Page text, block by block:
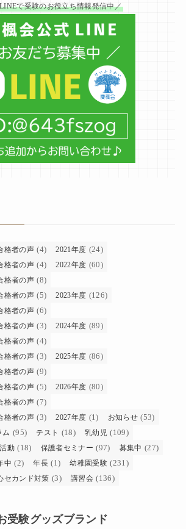
で受験のお役立ち情報発信中／
格者の声 (4) 2021年度 (24)
格者の声 (4) 2022年度 (60)
格者の声 (8)
格者の声 (5) 2023年度 (126)
格者の声 (6)
格者の声 (3) 2024年度 (89)
格者の声 (4)
格者の声 (3) 2025年度 (86)
格者の声 (9)
格者の声 (5) 2026年度 (80)
格者の声 (7)
格者の声 (3) 2027年度 (1) お知らせ (53)
ム (95) テスト (18) 乳幼児 (109)
動 (18) 保護者セミナー (97) 募集中 (27)
中 (2) 年長 (1) 幼稚園受験 (231)
セカンド対策 (3) 講習会 (136)
受験グッズブランド